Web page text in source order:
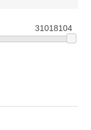
31018104